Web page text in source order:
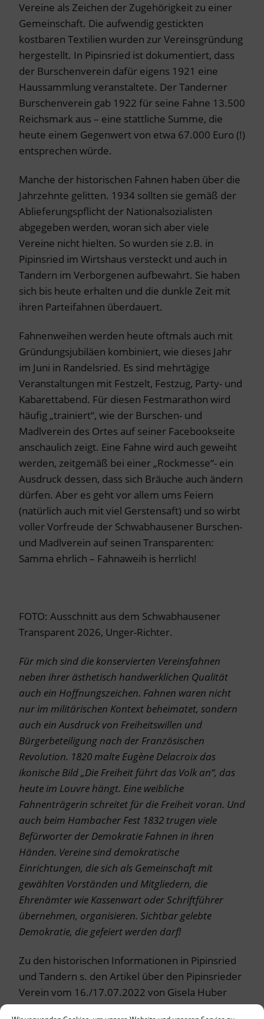
Vereine als Zeichen der Zugehörigkeit zu einer
Gemeinschaft. Die aufwendig gestickten
kostbaren Textilien wurden zur Vereinsgründung
hergestellt. In Pipinsried ist dokumentiert, dass
der Burschenverein dafür eigens 1921 eine
Haussammlung veranstaltete. Der Tanderner
Burschenverein gab 1922 für seine Fahne 13.500
Reichsmark aus – eine stattliche Summe, die
heute einem Gegenwert von etwa 67.000 Euro (!)
entsprechen würde.
Manche der historischen Fahnen haben über die
Jahrzehnte gelitten. 1934 sollten sie gemäß der
Ablieferungspflicht der Nationalsozialisten
abgegeben werden, woran sich aber viele
Vereine nicht hielten. So wurden sie z.B. in
Pipinsried im Wirtshaus versteckt und auch in
Tandern im Verborgenen aufbewahrt. Sie haben
sich bis heute erhalten und die dunkle Zeit mit
ihren Parteifahnen überdauert.
Fahnenweihen werden heute oftmals auch mit
Gründungsjubiläen kombiniert, wie dieses Jahr
im Juni in Randelsried. Es sind mehrtägige
Veranstaltungen mit Festzelt, Festzug, Party- und
Kabarettabend. Für diesen Festmarathon wird
häufig „trainiert“, wie der Burschen- und
Madlverein des Ortes auf seiner Facebookseite
anschaulich zeigt. Eine Fahne wird auch geweiht
werden, zeitgemäß bei einer „Rockmesse“- ein
Ausdruck dessen, dass sich Bräuche auch ändern
dürfen. Aber es geht vor allem ums Feiern
(natürlich auch mit viel Gerstensaft) und so wirbt
voller Vorfreude der Schwabhausener Burschen-
und Madlverein auf seinen Transparenten:
Samma ehrlich – Fahnaweih is herrlich!
FOTO: Ausschnitt aus dem Schwabhausener
Transparent 2026, Unger-Richter.
Für mich sind die konservierten Vereinsfahnen
neben ihrer ästhetisch handwerklichen Qualität
auch ein Hoffnungszeichen. Fahnen waren nicht
nur im militärischen Kontext beheimatet, sondern
auch ein Ausdruck von Freiheitswillen und
Bürgerbeteiligung nach der Französischen
Revolution. 1820 malte Eugène Delacroix das
ikonische Bild „Die Freiheit führt das Volk an“, das
heute im Louvre hängt. Eine weibliche
Fahnenträgerin schreitet für die Freiheit voran. Und
auch beim Hambacher Fest 1832 trugen viele
Befürworter der Demokratie Fahnen in ihren
Händen. Vereine sind demokratische
Einrichtungen, die sich als Gemeinschaft mit
gewählten Vorständen und Mitgliedern, die
Ehrenämter wie Kassenwart oder Schriftführer
übernehmen, organisieren. Sichtbar gelebte
Demokratie, die gefeiert werden darf!
Zu den historischen Informationen in Pipinsried
und Tandern s. den Artikel über den Pipinsrieder
Verein vom 16./17.07.2022 von Gisela Huber
„Fahnenweihe neu aufgerollt“ in den Dachauer